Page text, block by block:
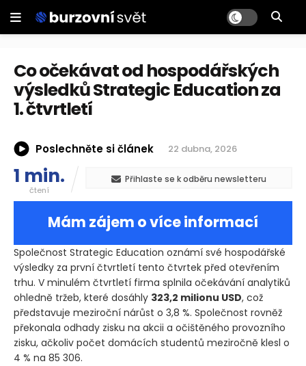
Co očekávat od hospodářských
výsledků Strategic Education za
1. čtvrtletí
Poslechněte si článek 22 dubna, 2026
1 min.
čtení
Přihlaste se k odběru newsletteru
Mám zájem o více informací
Společnost Strategic Education oznámí své hospodářské
výsledky za první čtvrtletí tento čtvrtek před otevřením
trhu. V minulém čtvrtletí firma splnila očekávání analytiků
ohledně tržeb, které dosáhly 323,2 milionu USD, což
představuje meziroční nárůst o 3,8 %. Společnost rovněž
překonala odhady zisku na akcii a očištěného provozního
zisku, ačkoliv počet domácích studentů meziročně klesl o
4 % na 85 306.